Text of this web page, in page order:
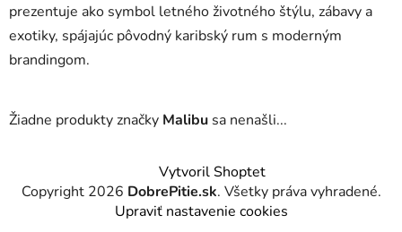
prezentuje ako symbol letného životného štýlu, zábavy a
exotiky, spájajúc pôvodný karibský rum s moderným
brandingom.
Žiadne produkty značky Malibu sa nenašli...
Vytvoril Shoptet
Copyright 2026 DobrePitie.sk. Všetky práva vyhradené.
Upraviť nastavenie cookies